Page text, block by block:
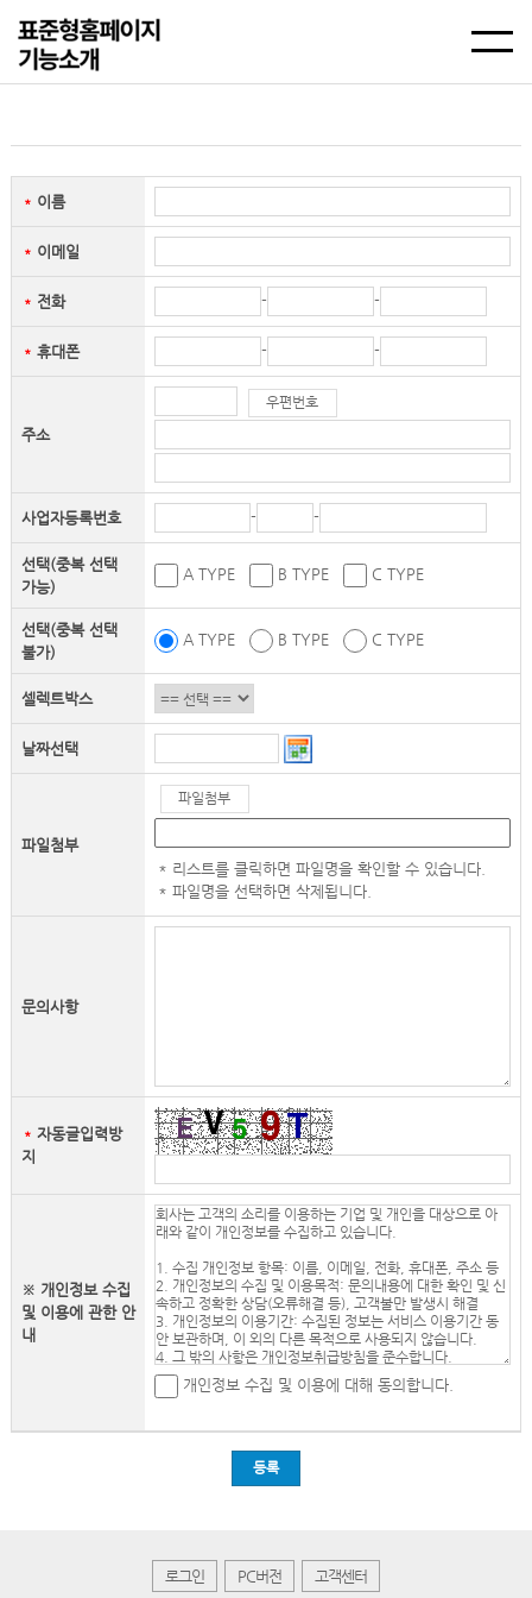
＊ 이름
＊ 이메일
＊ 전화 - -
＊ 휴대폰 - -
주소
우편번호
사업자등록번호 - -
선택(중복 선택
가능)
A TYPE B TYPE C TYPE
선택(중복 선택
불가)
A TYPE B TYPE C TYPE
셀렉트박스
날짜선택
파일첨부
파일첨부
* 리스트를 클릭하면 파일명을 확인할 수 있습니다.
* 파일명을 선택하면 삭제됩니다.
문의사항
＊ 자동글입력방
지
※ 개인정보 수집
및 이용에 관한 안
내
개인정보 수집 및 이용에 대해 동의합니다.
등록
로그인 PC버전 고객센터